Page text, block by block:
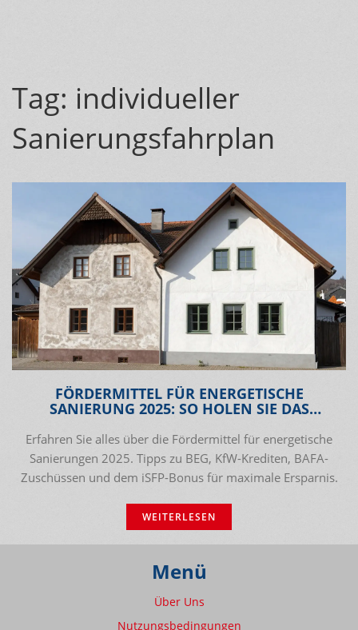
Tag: individueller
Sanierungsfahrplan
FÖRDERMITTEL FÜR ENERGETISCHE
SANIERUNG 2025: SO HOLEN SIE DAS
Erfahren Sie alles über die Fördermittel für energetische
Sanierungen 2025. Tipps zu BEG, KfW-Krediten, BAFA-
Zuschüssen und dem iSFP-Bonus für maximale Ersparnis.
WEITERLESEN
Menü
Über Uns
Nutzungsbedingungen